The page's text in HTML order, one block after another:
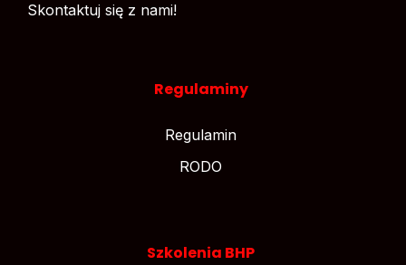
Skontaktuj się z nami!
Regulaminy
Regulamin
RODO
Szkolenia BHP